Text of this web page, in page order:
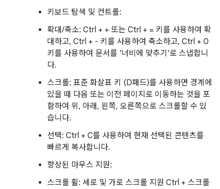
키보드 탐색 및 컨트롤:
확대/축소: Ctrl + + 또는 Ctrl + = 키를 사용하여 확
대하고, Ctrl + - 키를 사용하여 축소하고, Ctrl + 0
키를 사용하여 문서를 '너비에 맞추기'로 스냅합니
다.
스크롤: 표준 화살표 키 (D패드)를 사용하면 경계에
있을 때 다음 또는 이전 페이지로 이동하는 것을 포
함하여 위, 아래, 왼쪽, 오른쪽으로 스크롤할 수 있
습니다.
선택: Ctrl + C를 사용하여 현재 선택된 콘텐츠를
빠르게 복사합니다.
향상된 마우스 지원:
스크롤 휠: 세로 및 가로 스크롤 지원 Ctrl + 스크롤